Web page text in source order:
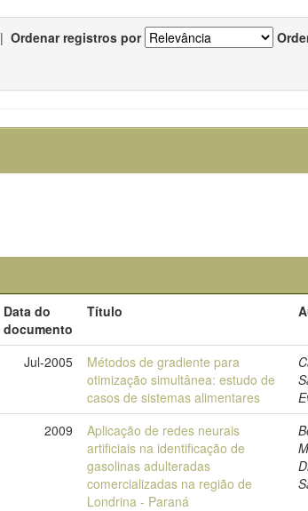
| Ordenar registros por
Data do
documento
Título
Jul-2005
Métodos de gradiente para
otimização simultânea: estudo de
casos de sistemas alimentares
2009
Aplicação de redes neurais
artificiais na identificação de
gasolinas adulteradas
comercializadas na região de
Londrina - Paraná